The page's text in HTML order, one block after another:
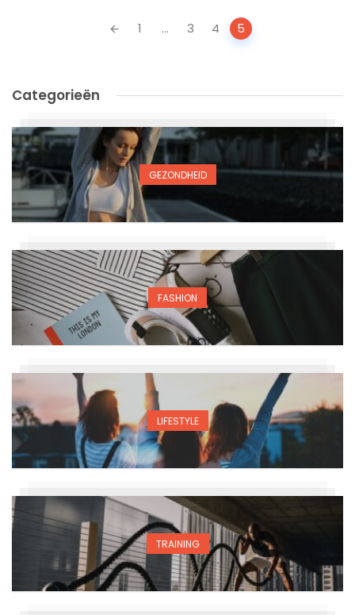
1 ... 3 4 5
Categorieën
GEZONDHEID
FASHION
LIFESTYLE
TRAINING